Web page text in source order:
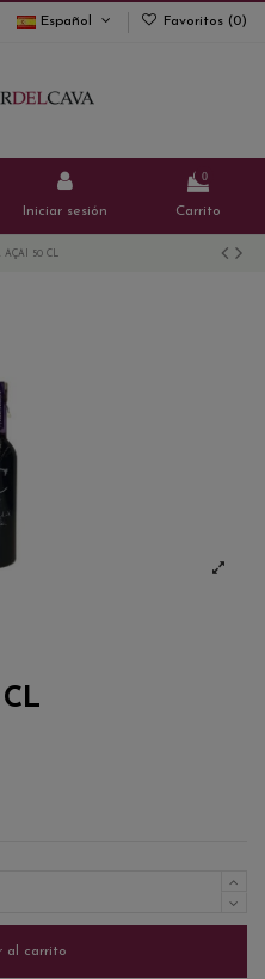
Español Favoritos (0)
Iniciar sesión
0
Carrito
AÇAI 50 CL
al carrito